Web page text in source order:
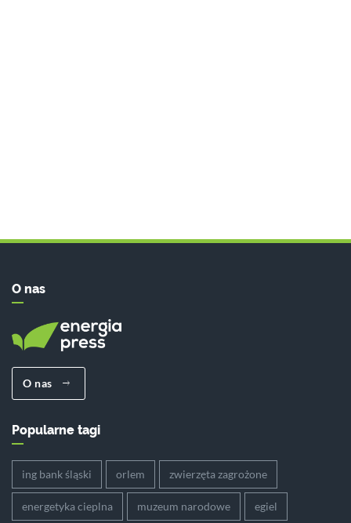
O nas
O nas
Popularne tagi
ing bank śląski orlem zwierzęta zagrożone
energetyka cieplna muzeum narodowe egiel